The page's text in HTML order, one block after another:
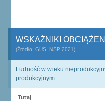
WSKAŹNIKI
(Źródło: GUS, NSP 2021)
Ludność w wieku
produkcyjnym
Tutaj